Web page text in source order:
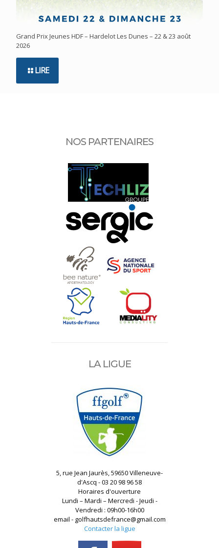
Grand Prix Jeunes HDF – Hardelot Les Dunes – 22 & 23 août
2026
LIRE
NOS PARTENAIRES
LA LIGUE
5, rue Jean Jaurès, 59650 Villeneuve-
d'Ascq - 03 20 98 96 58
Horaires d'ouverture
Lundi – Mardi – Mercredi - Jeudi -
Vendredi : 09h00-16h00
email - golfhautsdefrance@gmail.com
Contacter la ligue